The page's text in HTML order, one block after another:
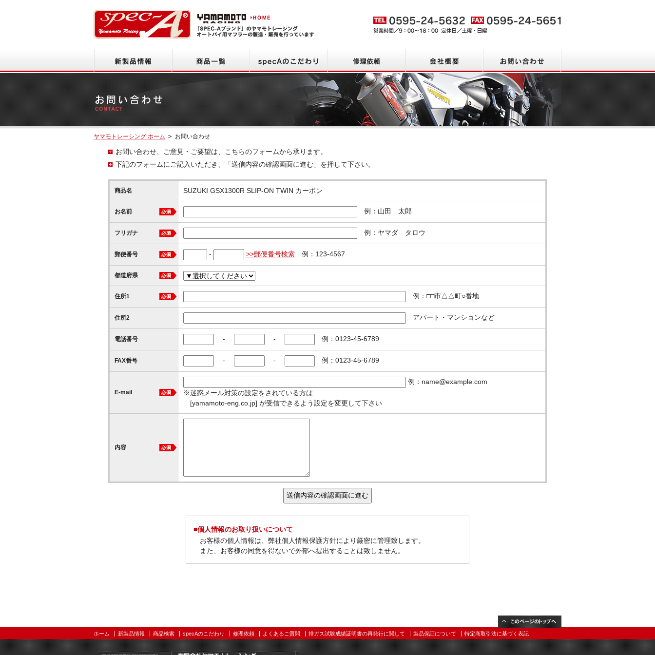
ヤマモトレーシング ホーム お問い合わせ
お問い合わせ、ご意見・ご要望は、こちらのフォームから承ります。
下記のフォームにご記入いただき、「送信内容の確認画面に進む」を押して下さい。
商品名 SUZUKI GSX1300R SLIP-ON TWIN カーボン
お名前 例：山田 太郎
フリガナ 例：ヤマダ タロウ
郵便番号 - >>郵便番号検索例：123-4567
都道府県
住所1 例：□□市△△町○番地
住所2 アパート・マンションなど
電話番号 - - 例：0123-45-6789
FAX番号 - - 例：0123-45-6789
E-mail
例：name@example.com
※迷惑メール対策の設定をされている方は
[yamamoto-eng.co.jp] が受信できるよう設定を変更して下さい
内容
■個人情報のお取り扱いについて
お客様の個人情報は、弊社個人情報保護方針により厳密に管理致します。
また、お客様の同意を得ないで外部へ提出することは致しません。
ホーム 新製品情報 商品検索 specAのこだわり 修理依頼 よくあるご質問 排ガス試験成績証明書の再発行に関して 製品保証について 特定商取引法に基づく表記